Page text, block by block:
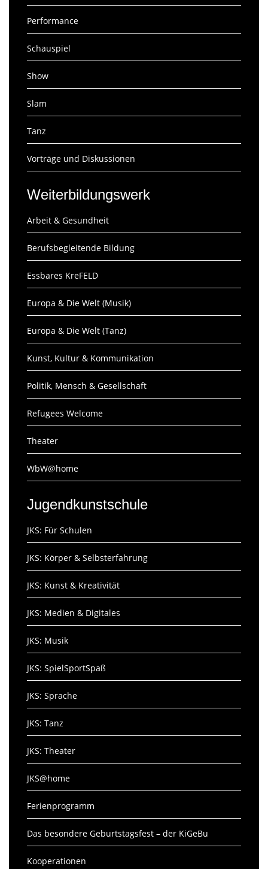
Performance
Schauspiel
Show
Slam
Tanz
Vorträge und Diskussionen
Weiterbildungswerk
Arbeit & Gesundheit
Berufsbegleitende Bildung
Essbares KreFELD
Europa & Die Welt (Musik)
Europa & Die Welt (Tanz)
Kunst, Kultur & Kommunikation
Politik, Mensch & Gesellschaft
Refugees Welcome
Theater
WbW@home
Jugendkunstschule
JKS: Für Schulen
JKS: Körper & Selbsterfahrung
JKS: Kunst & Kreativität
JKS: Medien & Digitales
JKS: Musik
JKS: SpielSportSpaß
JKS: Sprache
JKS: Tanz
JKS: Theater
JKS@home
Ferienprogramm
Das besondere Geburtstagsfest – der KiGeBu
Kooperationen